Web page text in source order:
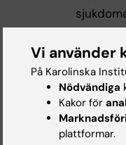
Vi använder
På Karolinska
Nödvändiga
Kakor för
plattformar.